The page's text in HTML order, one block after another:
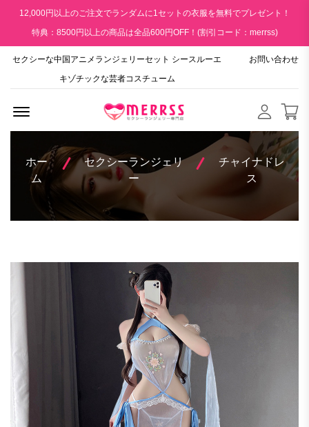
12,000円以上のご注文でランダムに1セットの衣服を無料でプレゼント！
特典：8500円以上の商品は全品600円OFF！(割引コード：merrss)
セクシーな中国アニメランジェリーセット シースルーエ
キゾチックな芸者コスチューム
お問い合わせ
ホー
ム
セクシーランジェリ
ー
チャイナドレ
ス